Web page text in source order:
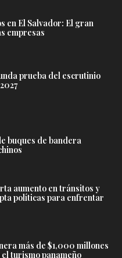
Salvador: El gran
empresas
prueba del escrutinio
buques de bandera
aumento en tránsitos y
políticas para enfrentar
más de $1,000 millones
turismo panameño